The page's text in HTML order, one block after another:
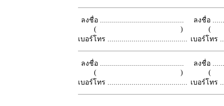
ลงชื่อ ..........................................
( )
เบอร์โทร ........................................
ลงชื่อ
เบอร์โทร
ลงชื่อ ..........................................
( )
เบอร์โทร ........................................
ลงชื่อ
เบอร์โทร